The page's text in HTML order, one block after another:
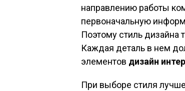
направлению работы
первоначальную
Поэтому стиль дизайна
Каждая деталь в нем
элементов дизайн
При выборе стиля